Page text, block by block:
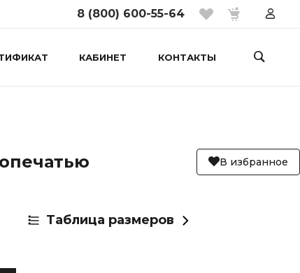
8 (800) 600-55-64
КАБИНЕТ КОНТАКТЫ
В избранное
Таблица размеров